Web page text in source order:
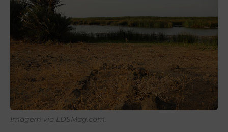
Imagem via LDSMag.com.